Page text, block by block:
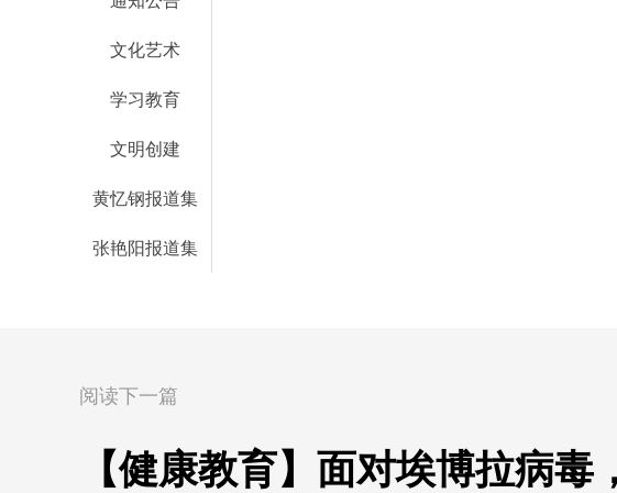
文化艺术
学习教育
文明创建
黄忆钢报道集
张艳阳报道集
阅读下一篇
【健康教育】面对埃博拉病